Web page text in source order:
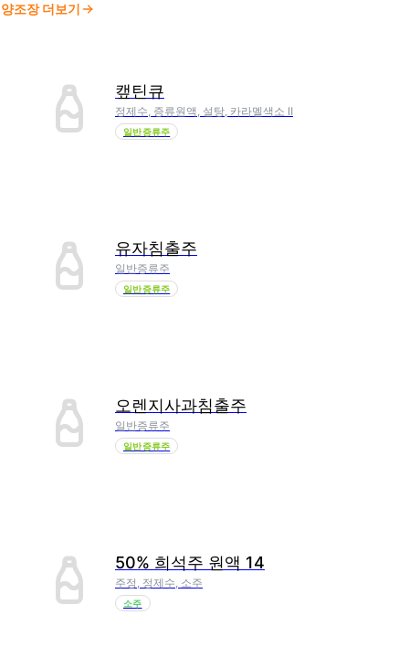
양조장 더보기
캪틴큐
정제수, 증류원액, 설탕, 카라멜색소 Ⅱ
일반증류주
유자침출주
일반증류주
일반증류주
오렌지사과침출주
일반증류주
일반증류주
50% 희석주 원액 14
주정, 정제수, 소주
소주